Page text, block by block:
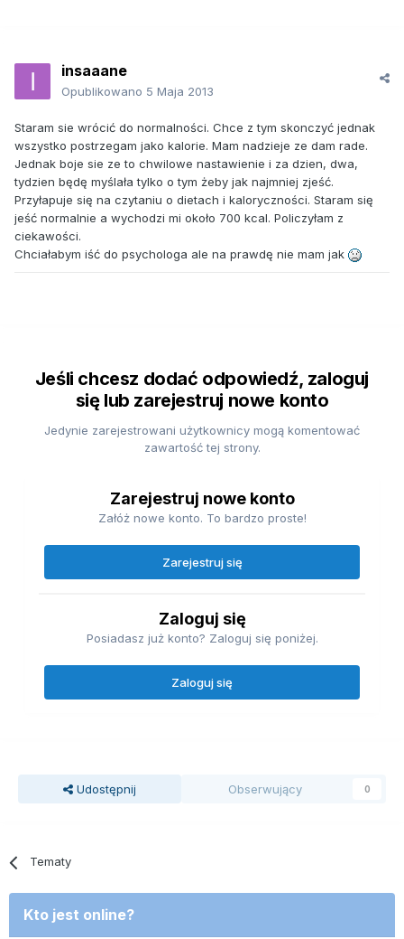
insaaane
Opublikowano 5 Maja 2013
Staram sie wrócić do normalności. Chce z tym skonczyć jednak
wszystko postrzegam jako kalorie. Mam nadzieje ze dam rade.
Jednak boje sie ze to chwilowe nastawienie i za dzien, dwa,
tydzien będę myślała tylko o tym żeby jak najmniej zjeść.
Przyłapuje się na czytaniu o dietach i kaloryczności. Staram się
jeść normalnie a wychodzi mi około 700 kcal. Policzyłam z
ciekawości.
Chciałabym iść do psychologa ale na prawdę nie mam jak
Jeśli chcesz dodać odpowiedź, zaloguj
się lub zarejestruj nowe konto
Jedynie zarejestrowani użytkownicy mogą komentować
zawartość tej strony.
Zarejestruj nowe konto
Załóż nowe konto. To bardzo proste!
Zarejestruj się
Zaloguj się
Posiadasz już konto? Zaloguj się poniżej.
Zaloguj się
Udostępnij Obserwujący 0
Tematy
Kto jest online?